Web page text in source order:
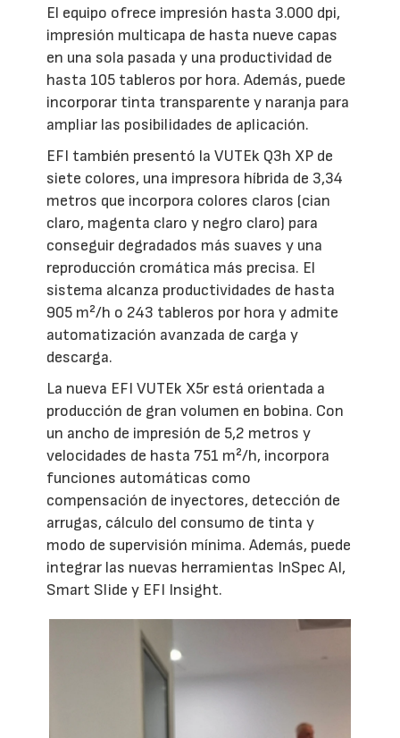
El equipo ofrece impresión hasta 3.000 dpi,
impresión multicapa de hasta nueve capas
en una sola pasada y una productividad de
hasta 105 tableros por hora. Además, puede
incorporar tinta transparente y naranja para
ampliar las posibilidades de aplicación.
EFI también presentó la VUTEk Q3h XP de
siete colores, una impresora híbrida de 3,34
metros que incorpora colores claros (cian
claro, magenta claro y negro claro) para
conseguir degradados más suaves y una
reproducción cromática más precisa. El
sistema alcanza productividades de hasta
905 m²/h o 243 tableros por hora y admite
automatización avanzada de carga y
descarga.
La nueva EFI VUTEk X5r está orientada a
producción de gran volumen en bobina. Con
un ancho de impresión de 5,2 metros y
velocidades de hasta 751 m²/h, incorpora
funciones automáticas como
compensación de inyectores, detección de
arrugas, cálculo del consumo de tinta y
modo de supervisión mínima. Además, puede
integrar las nuevas herramientas InSpec AI,
Smart Slide y EFI Insight.